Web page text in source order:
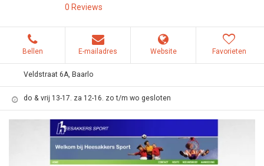
0 Reviews
Bellen E-mailadres Website Favorieten
Veldstraat 6A, Baarlo
do & vrij 13-17. za 12-16. zo t/m wo gesloten